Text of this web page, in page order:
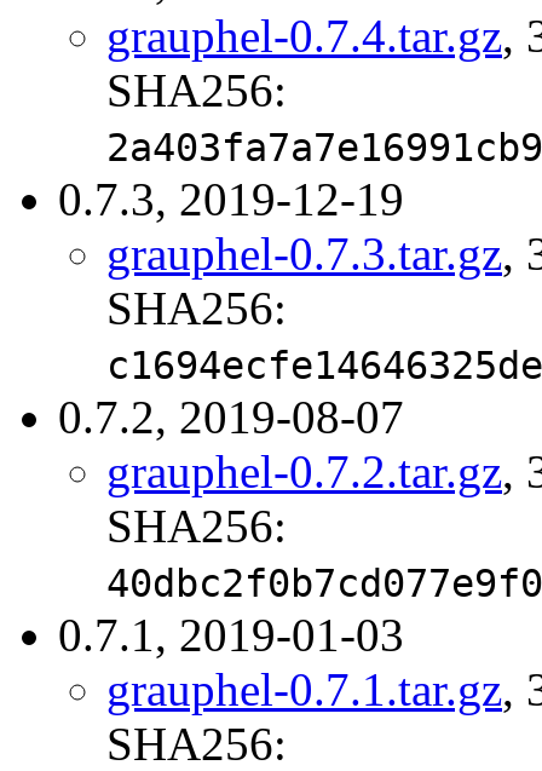
grauphel-0.7.4.tar.gz,
SHA256:
0.7.3, 2019-12-19
grauphel-0.7.3.tar.gz,
SHA256:
0.7.2, 2019-08-07
grauphel-0.7.2.tar.gz,
SHA256:
0.7.1, 2019-01-03
grauphel-0.7.1.tar.gz,
SHA256: